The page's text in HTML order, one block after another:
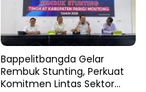
Bappelitbangda Gelar
Rembuk Stunting, Perkuat
Komitmen Lintas Sektor